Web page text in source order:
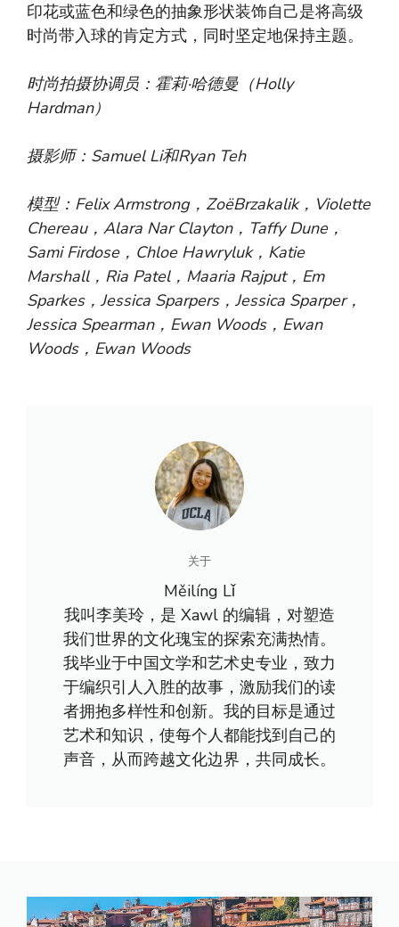
印花或蓝色和绿色的抽象形状装饰自己是将高级
时尚带入球的肯定方式，同时坚定地保持主题。
时尚拍摄协调员：霍莉·哈德曼（Holly
Hardman）
摄影师：Samuel Li和Ryan Teh
模型：Felix Armstrong，ZoëBrzakalik，Violette
Chereau，Alara Nar Clayton，Taffy Dune，
Sami Firdose，Chloe Hawryluk，Katie
Marshall，Ria Patel，Maaria Rajput，Em
Sparkes，Jessica Sparpers，Jessica Sparper，
Jessica Spearman，Ewan Woods，Ewan
Woods，Ewan Woods
关于
Měilíng Lǐ
我叫李美玲，是 Xawl 的编辑，对塑造
我们世界的文化瑰宝的探索充满热情。
我毕业于中国文学和艺术史专业，致力
于编织引人入胜的故事，激励我们的读
者拥抱多样性和创新。我的目标是通过
艺术和知识，使每个人都能找到自己的
声音，从而跨越文化边界，共同成长。